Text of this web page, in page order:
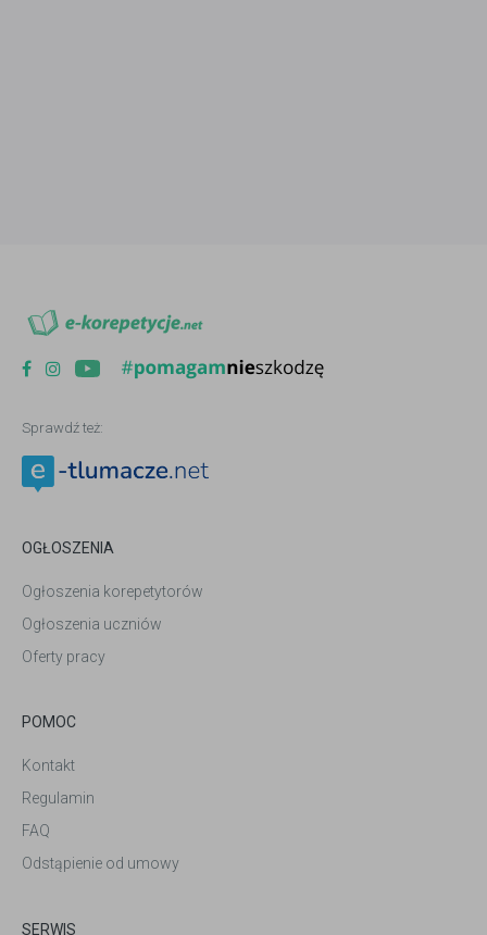
Sprawdź też:
OGŁOSZENIA
Ogłoszenia korepetytorów
Ogłoszenia uczniów
Oferty pracy
POMOC
Kontakt
Regulamin
FAQ
Odstąpienie od umowy
SERWIS